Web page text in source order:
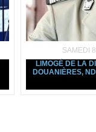
SAMEDI
LIMOGÉ DE LA
DOUANIÈRES,